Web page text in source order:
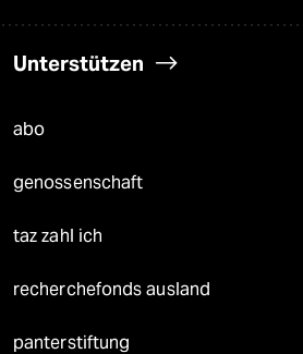
Unterstützen
abo
genossenschaft
taz zahl ich
recherchefonds ausland
panterstiftung